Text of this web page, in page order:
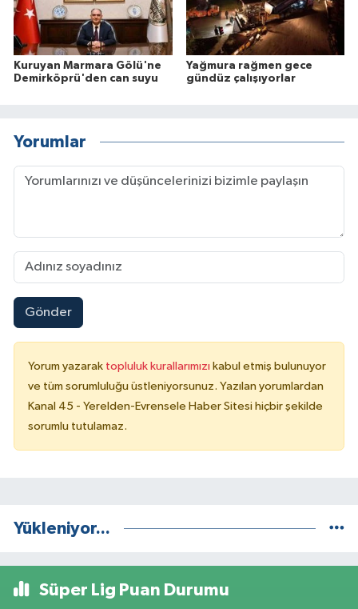
Kuruyan Marmara Gölü'ne
Demirköprü'den can suyu
Yağmura rağmen gece
gündüz çalışıyorlar
Yorumlar
Gönder
Yorum yazarak topluluk kurallarımızı kabul etmiş bulunuyor
ve tüm sorumluluğu üstleniyorsunuz. Yazılan yorumlardan
Kanal 45 - Yerelden-Evrensele Haber Sitesi hiçbir şekilde
sorumlu tutulamaz.
Yükleniyor...
Süper Lig Puan Durumu